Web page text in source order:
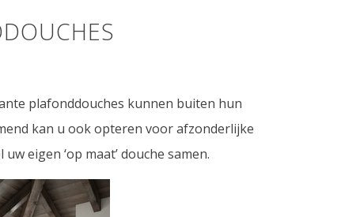
plafonddouches kunnen buiten hun
kan u ook opteren voor afzonderlijke
eigen ‘op maat’ douche samen.